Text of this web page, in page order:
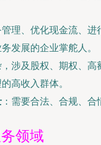
管理、优化现金流、进
发展的企业掌舵人。
，涉及股权、期权、高
高收入群体。
：需要合法、合规、合
领域